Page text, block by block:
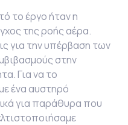
το έργο ήταν η
της ροής αέρα.
για την υπέρβαση των
στην
Για να το
ένα αυστηρό
για παράθυρα που